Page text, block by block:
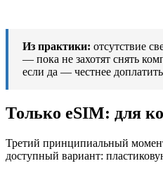
Из практики: отсутствие
— пока не захотят снять
если да — честнее
Только eSIM: для
Третий принципиальный
доступный вариант: